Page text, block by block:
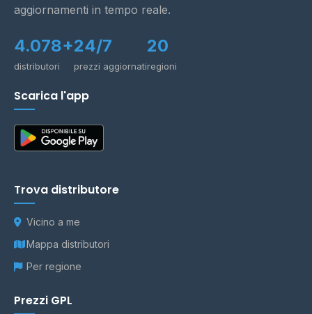
aggiornamenti in tempo reale.
4.078+
distributori
24/7
prezzi aggiornati
20
regioni
Scarica l'app
Trova distributore
Vicino a me
Mappa distributori
Per regione
Prezzi GPL